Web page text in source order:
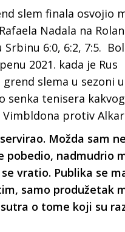
slem finala osvojio
Nadala na Rolan
6:0, 6:2, 7:5.
2021. kada je Rus
slema u sezoni
senka tenisera kakvog
protiv
Možda sam
pobedio, nadmudrio
vratio. Publika se
samo produžetak
o tome koji su